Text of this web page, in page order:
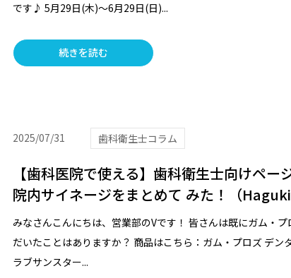
です♪ 5月29日(木)～6月29日(日)...
続きを読む
2025/07/31 歯科衛生士コラム
【歯科医院で使える】歯科衛生士向けペ
院内サイネージをまとめて みた！（Haguki
みなさんこんにちは、営業部のVです！ 皆さんは既にガム・
だいたことはありますか？ 商品はこちら：ガム・プロズ デン
ラブサンスター...